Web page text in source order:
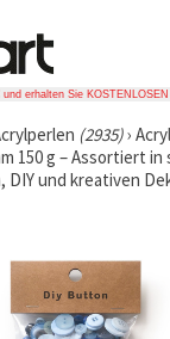
erhalten Sie
(2935)›
150 g – Assortiert
DIY und kreativen